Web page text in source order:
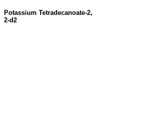
Potassium Tetradecanoate-2,
2-d2